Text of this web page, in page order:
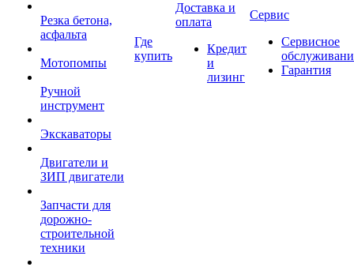
Резка бетона,
асфальта
Мотопомпы
Ручной
инструмент
Экскаваторы
Двигатели и
ЗИП двигатели
Запчасти для
дорожно-
строительной
техники
Где
купить
Доставка и
оплата
Кредит
и
лизинг
Сервис
Сервисное
Гарантия